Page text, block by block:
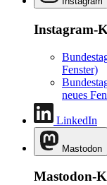
Instagram-
Fenster)
neues
LinkedIn
Mastodon
Mastodon-